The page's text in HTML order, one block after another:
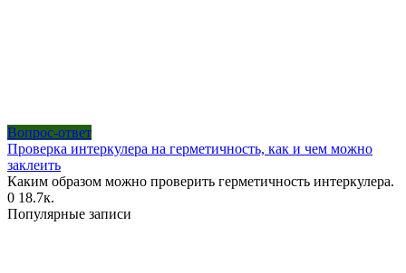
Вопрос-ответ
Проверка интеркулера на герметичность, как и чем можно
заклеить
Каким образом можно проверить герметичность интеркулера.
0 18.7к.
Популярные записи